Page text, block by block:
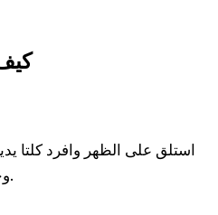
استلق على الظهر وافرد كلتا
وحافظ على الكتفين مستقيمة.